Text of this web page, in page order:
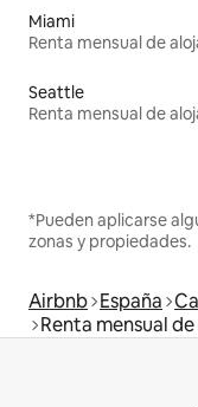
Miami
Seattle
*Pueden aplicarse
zonas y propiedades.
Airbnb España
Renta mensual